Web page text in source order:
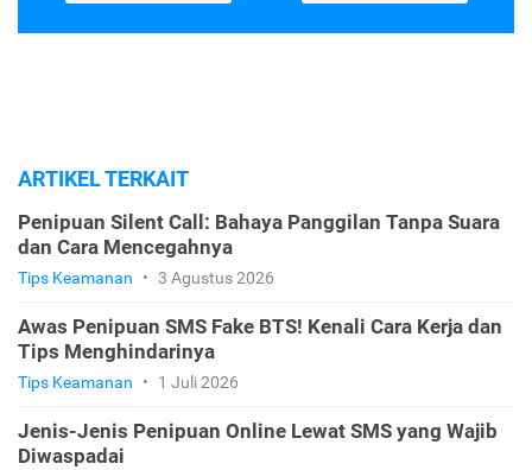
ARTIKEL TERKAIT
Penipuan Silent Call: Bahaya Panggilan Tanpa Suara
dan Cara Mencegahnya
Tips Keamanan • 3 Agustus 2026
Awas Penipuan SMS Fake BTS! Kenali Cara Kerja dan
Tips Menghindarinya
Tips Keamanan • 1 Juli 2026
Jenis-Jenis Penipuan Online Lewat SMS yang Wajib
Diwaspadai